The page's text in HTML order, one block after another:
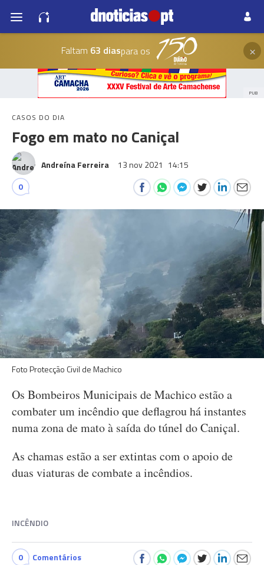
Faltam 63 diaspara os ×
PUB
CASOS DO DIA
Fogo em mato no Caniçal
Andreína Ferreira 13 nov 2021 14:15
0
Foto Protecção Civil de Machico
Os Bombeiros Municipais de Machico estão a
combater um incêndio que deflagrou há instantes
numa zona de mato à saída do túnel do Caniçal.
As chamas estão a ser extintas com o apoio de
duas viaturas de combate a incêndios.
INCÊNDIO
0 Comentários